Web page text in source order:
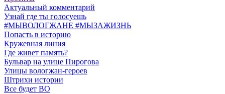
Актуальный комментарий
Узнай где ты голосуешь
#МЫВОЛОГЖАНЕ #МЫЗАЖИЗНЬ
Попасть в историю
Кружевная линия
Где живет память?
Бульвар на улице Пирогова
Улицы вологжан-героев
Штрихи истории
Все будет ВО